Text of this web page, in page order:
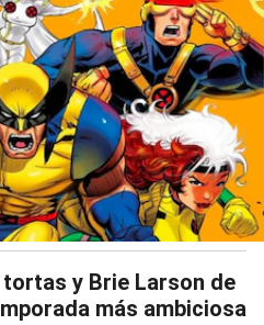
y Brie Larson de
más ambiciosa